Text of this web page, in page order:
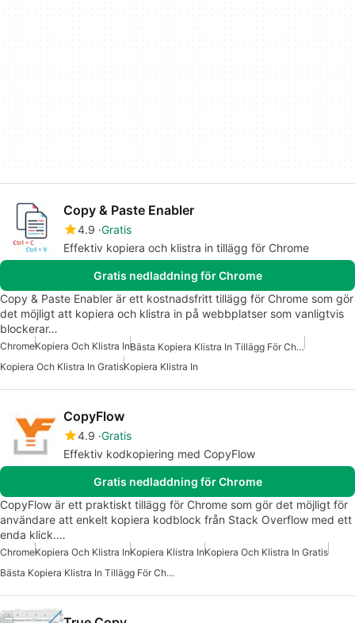
Copy & Paste Enabler
4.9 Gratis
Effektiv kopiera och klistra in tillägg för Chrome
Gratis nedladdning för Chrome
Copy & Paste Enabler är ett kostnadsfritt tillägg för Chrome som gör
det möjligt att kopiera och klistra in på webbplatser som vanligtvis
blockerar…
ChromeKopiera Och Klistra In
Bästa Kopiera Klistra In Tillägg För Chrome
Kopiera Och Klistra In GratisKopiera Klistra In
CopyFlow
4.9 Gratis
Effektiv kodkopiering med CopyFlow
Gratis nedladdning för Chrome
CopyFlow är ett praktiskt tillägg för Chrome som gör det möjligt för
användare att enkelt kopiera kodblock från Stack Overflow med ett
enda klick.…
ChromeKopiera Och Klistra InKopiera Klistra InKopiera Och Klistra In Gratis
Bästa Kopiera Klistra In Tillägg För Chrome